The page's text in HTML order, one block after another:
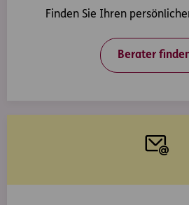
Finden Sie Ihren
Berater